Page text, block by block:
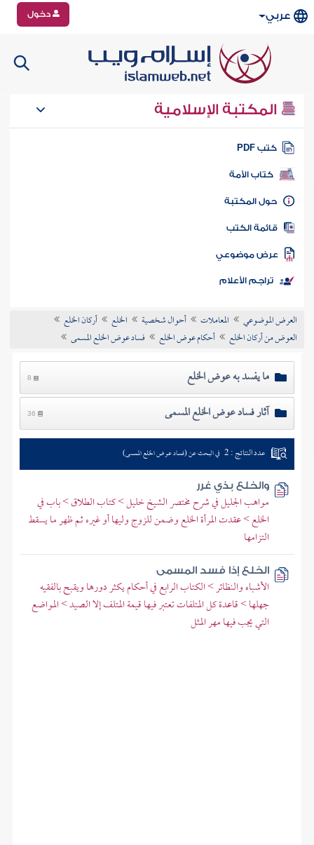
عربي دخول
المكتبة الإسلامية
كتب PDF
كتاب الأمة
المكتبة
الكتب
موضوعي
تراجم الأعلام
العرض الموضوعي المعاملات أحوال شخصية الخلع
أركان الخلع
العوض من أركان الخلع
أحكام عوض الخلع فساد عوض الخلع المسمى
ما يفسد به عوض الخلع 8
آثار فساد عوض الخلع المسمى 36
عدد النتائج : 2 في البحث عن (فساد عوض الخلع المسمى)
والخلع بذي غرر
مواهب الجليل في شرح مختصر الشيخ خليل > كتاب الطلاق > باب في
الخلع > عقدت المرأة الخلع وضمن للزوج وليها أو غيره ثم ظهر ما يسقط
التزامها
الخلع إذا فسد المسمى
الأشباه والنظائر > الكتاب الرابع في أحكام يكثر دورها ويقبح بالفقيه
جهلها > قاعدة كل المتلفات تعتبر فيها قيمة المتلف إلا الصيد > المواضع
التي يجب فيها مهر المثل